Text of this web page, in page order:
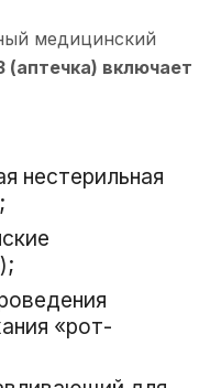
медицинский
(аптечка) включает
нестерильная
«рот-